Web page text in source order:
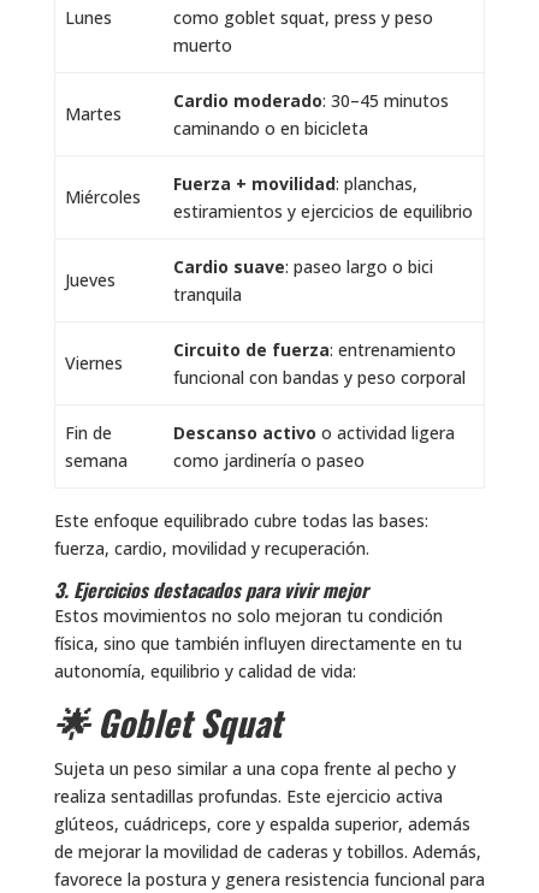
Lunes
como goblet squat, press y peso
muerto
Martes
Cardio moderado: 30–45 minutos
caminando o en bicicleta
Miércoles
Fuerza + movilidad: planchas,
estiramientos y ejercicios de equilibrio
Jueves
Cardio suave: paseo largo o bici
tranquila
Viernes
Circuito de fuerza: entrenamiento
funcional con bandas y peso corporal
Fin de
semana
Descanso activo o actividad ligera
como jardinería o paseo
Este enfoque equilibrado cubre todas las bases:
fuerza, cardio, movilidad y recuperación.
3. Ejercicios destacados para vivir mejor
Estos movimientos no solo mejoran tu condición
física, sino que también influyen directamente en tu
autonomía, equilibrio y calidad de vida:
🌟 Goblet Squat
Sujeta un peso similar a una copa frente al pecho y
realiza sentadillas profundas. Este ejercicio activa
glúteos, cuádriceps, core y espalda superior, además
de mejorar la movilidad de caderas y tobillos. Además,
favorece la postura y genera resistencia funcional para